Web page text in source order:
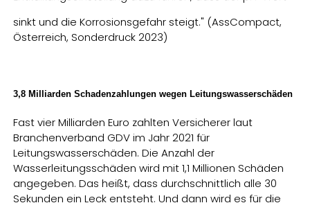
sinkt und die Korrosionsgefahr steigt." (AssCompact,
Österreich, Sonderdruck 2023)
3,8 Milliarden Schadenzahlungen wegen Leitungswasserschäden
Fast vier Milliarden Euro zahlten Versicherer laut
Branchenverband GDV im Jahr 2021 für
Leitungswasserschäden. Die Anzahl der
Wasserleitungsschäden wird mit 1,1 Millionen Schäden
angegeben. Das heißt, dass durchschnittlich alle 30
Sekunden ein Leck entsteht. Und dann wird es für die